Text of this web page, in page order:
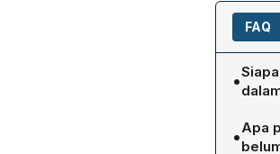
FAQ
•
dan
•Apa